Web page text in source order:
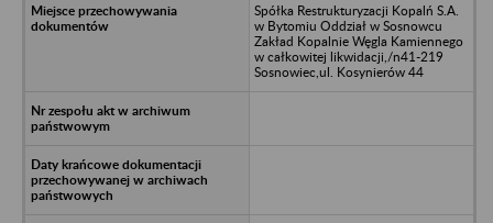
Spółka Restrukturyzacji Kopalń S.A.
w Bytomiu Oddział w Sosnowcu
Zakład Kopalnie Węgla Kamiennego
w całkowitej likwidacji,/n41-219
Sosnowiec,ul. Kosynierów 44